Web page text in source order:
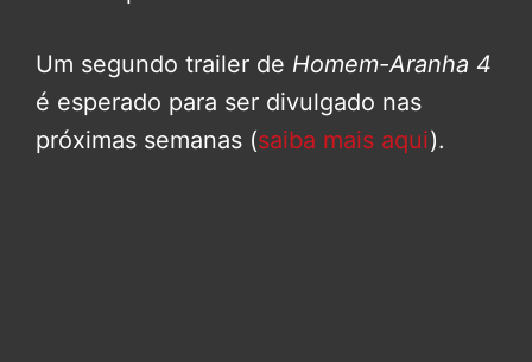
Um segundo trailer de Homem-Aranha 4
é esperado para ser divulgado nas
próximas semanas (saiba mais aqui).